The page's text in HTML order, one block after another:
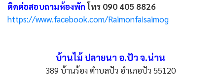
ติดต่อสอบถามห้องพักโทร 090 405 8826
https://www.facebook.com/Raimonfaisaimog
บ้านไม้ ปลายนา อ.ปัว จ.น่าน
389 บ้านร้อง ตำบลปัว อำเภอปัว 55120